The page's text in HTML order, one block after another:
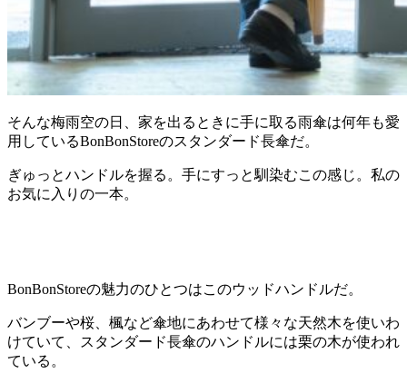
そんな梅雨空の日、家を出るときに手に取る雨傘は何年も愛
用しているBonBonStoreのスタンダード長傘だ。
ぎゅっとハンドルを握る。手にすっと馴染むこの感じ。私の
お気に入りの一本。
BonBonStoreの魅力のひとつはこのウッドハンドルだ。
バンブーや桜、楓など傘地にあわせて様々な天然木を使いわ
けていて、スタンダード長傘のハンドルには栗の木が使われ
ている。